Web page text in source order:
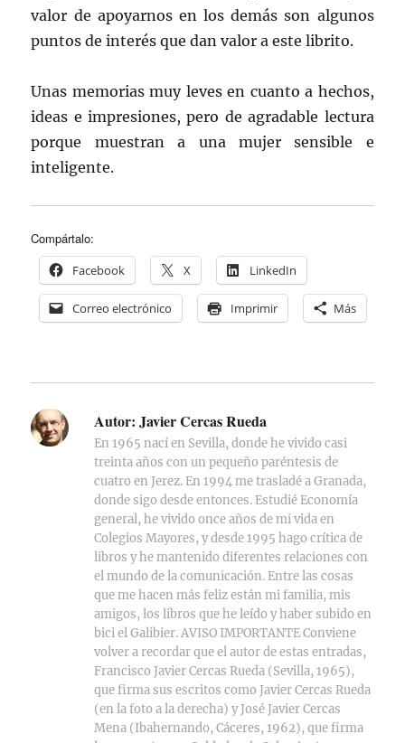
valor de apoyarnos en los demás son algunos
puntos de interés que dan valor a este librito.
Unas memorias muy leves en cuanto a hechos,
ideas e impresiones, pero de agradable lectura
porque muestran a una mujer sensible e
inteligente.
Compártalo:
Facebook X LinkedIn
Correo electrónico Imprimir Más
Autor: Javier Cercas Rueda
En 1965 nací en Sevilla, donde he vivido casi
treinta años con un pequeño paréntesis de
cuatro en Jerez. En 1994 me trasladé a Granada,
donde sigo desde entonces. Estudié Economía
general, he vivido once años de mi vida en
Colegios Mayores, y desde 1995 hago crítica de
libros y he mantenido diferentes relaciones con
el mundo de la comunicación. Entre las cosas
que me hacen más feliz están mi familia, mis
amigos, los libros que he leído y haber subido en
bici el Galibier. AVISO IMPORTANTE Conviene
volver a recordar que el autor de estas entradas,
Francisco Javier Cercas Rueda (Sevilla, 1965),
que firma sus escritos como Javier Cercas Rueda
(en la foto a la derecha) y José Javier Cercas
Mena (Ibahernando, Cáceres, 1962), que firma